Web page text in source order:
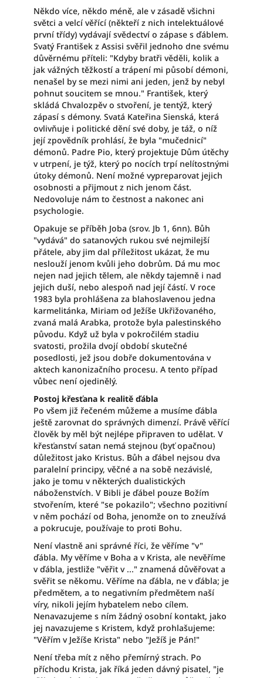
Někdo více, někdo méně, ale v zásadě všichni
světci a velcí věřící (někteří z nich intelektuálové
první třídy) vydávají svědectví o zápase s ďáblem.
Svatý František z Assisi svěřil jednoho dne svému
důvěrnému příteli: "Kdyby bratři věděli, kolik a
jak vážných těžkostí a trápení mi působí démoni,
nenašel by se mezi nimi ani jeden, jenž by nebyl
pohnut soucitem se mnou." František, který
skládá Chvalozpěv o stvoření, je tentýž, který
zápasí s démony. Svatá Kateřina Sienská, která
ovlivňuje i politické dění své doby, je táž, o níž
její zpovědník prohlásí, že byla "mučednicí"
démonů. Padre Pio, který projektuje Dům útěchy
v utrpení, je týž, který po nocích trpí nelítostnými
útoky démonů. Není možné vypreparovat jejich
osobnosti a přijmout z nich jenom část.
Nedovoluje nám to čestnost a nakonec ani
psychologie.
Opakuje se příběh Joba (srov. Jb 1, 6nn). Bůh
"vydává" do satanových rukou své nejmilejší
přátele, aby jim dal příležitost ukázat, že mu
neslouží jenom kvůli jeho dobrům. Dá mu moc
nejen nad jejich tělem, ale někdy tajemně i nad
jejich duší, nebo alespoň nad její částí. V roce
1983 byla prohlášena za blahoslavenou jedna
karmelitánka, Miriam od Ježíše Ukřižovaného,
zvaná malá Arabka, protože byla palestinského
původu. Když už byla v pokročilém stadiu
svatosti, prožila dvojí období skutečné
posedlosti, jež jsou dobře dokumentována v
aktech kanonizačního procesu. A tento případ
vůbec není ojedinělý.
Postoj křesťana k realitě ďábla
Po všem již řečeném můžeme a musíme ďábla
ještě zarovnat do správných dimenzí. Právě věřící
člověk by měl být nejlépe připraven to udělat. V
křesťanství satan nemá stejnou (byť opačnou)
důležitost jako Kristus. Bůh a ďábel nejsou dva
paralelní principy, věčné a na sobě nezávislé,
jako je tomu v některých dualistických
náboženstvích. V Bibli je ďábel pouze Božím
stvořením, které "se pokazilo"; všechno pozitivní
v něm pochází od Boha, jenomže on to zneužívá
a pokrucuje, používaje to proti Bohu.
Není vlastně ani správné říci, že věříme "v"
ďábla. My věříme v Boha a v Krista, ale nevěříme
v ďábla, jestliže "věřit v ..." znamená důvěřovat a
svěřit se někomu. Věříme na ďábla, ne v ďábla; je
předmětem, a to negativním předmětem naší
víry, nikoli jejím hybatelem nebo cílem.
Nenavazujeme s ním žádný osobní kontakt, jako
jej navazujeme s Kristem, když prohlašujeme:
"Věřím v Ježíše Krista" nebo "Ježíš je Pán!"
Není třeba mít z něho přemírný strach. Po
příchodu Krista, jak říká jeden dávný pisatel, "je